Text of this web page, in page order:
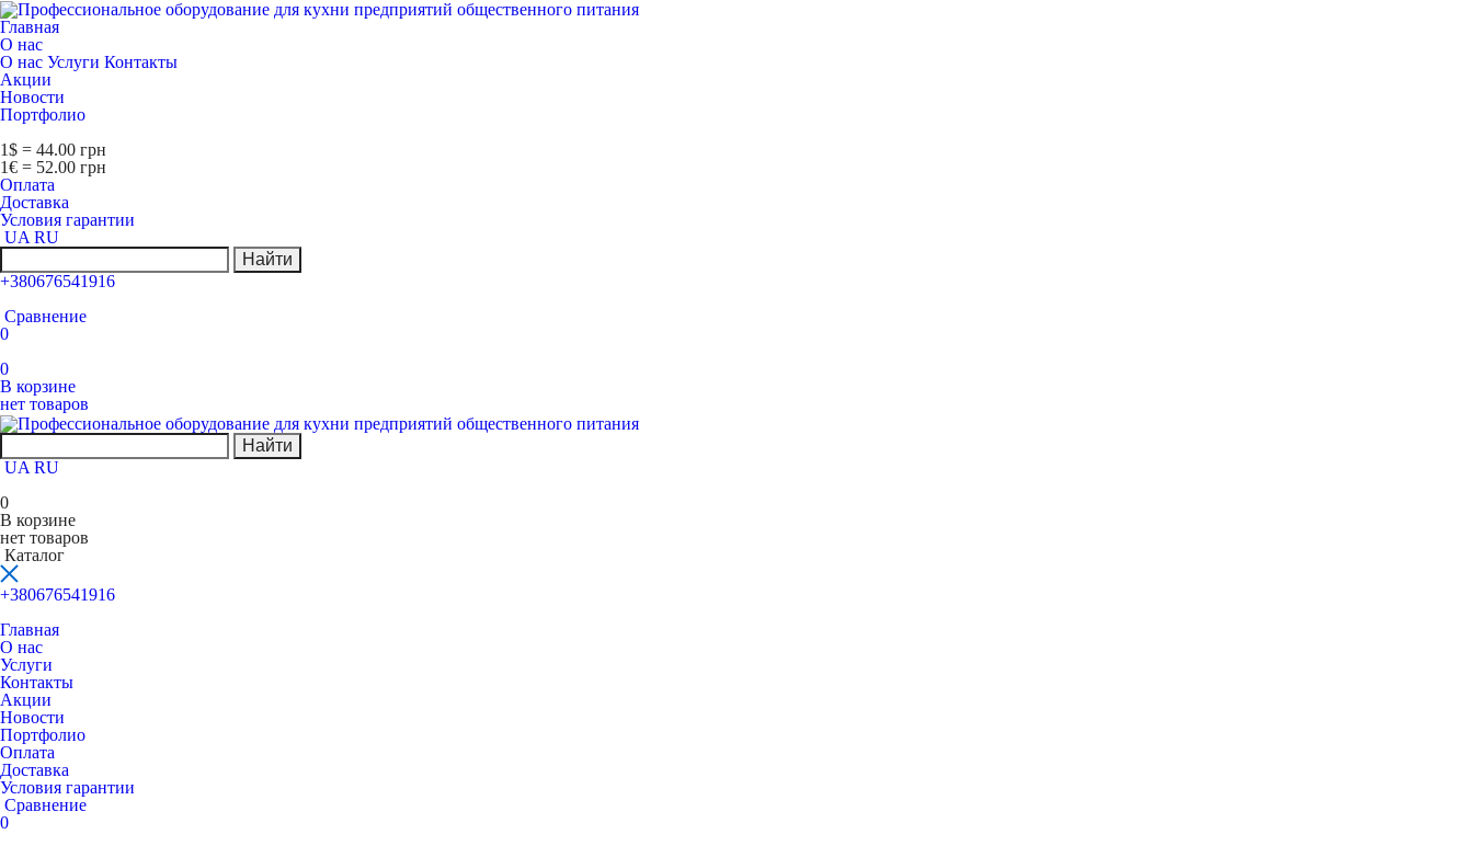
Главная
О нас
О нас Услуги Контакты
Акции
Новости
Портфолио
1$ = 44.00 грн
1€ = 52.00 грн
Оплата
Доставка
Условия гарантии
UA RU
Найти
+380676541916
Сравнение
0
0
В корзине
нет товаров
Найти
UA RU
0
В корзине
нет товаров
Каталог
+380676541916
Главная
О нас
Услуги
Контакты
Акции
Новости
Портфолио
Оплата
Доставка
Условия гарантии
Сравнение
0